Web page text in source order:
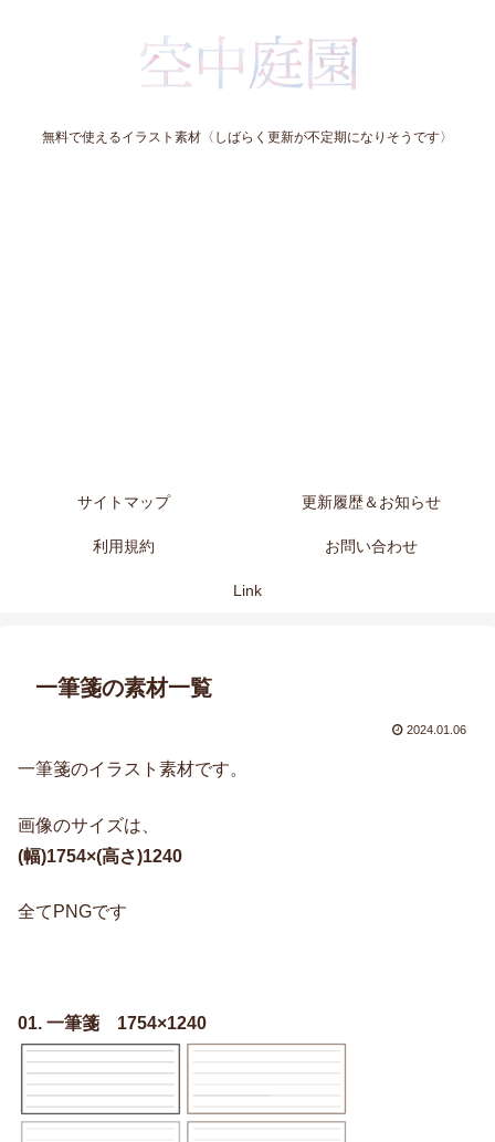
無料で使えるイラスト素材〈しばらく更新が不定期になりそうです〉
サイトマップ 更新履歴＆お知らせ
利用規約 お問い合わせ
Link
一筆箋の素材一覧
2024.01.06
一筆箋のイラスト素材です。
画像のサイズは、
(幅)1754×(高さ)1240
全てPNGです
01. 一筆箋 1754×1240